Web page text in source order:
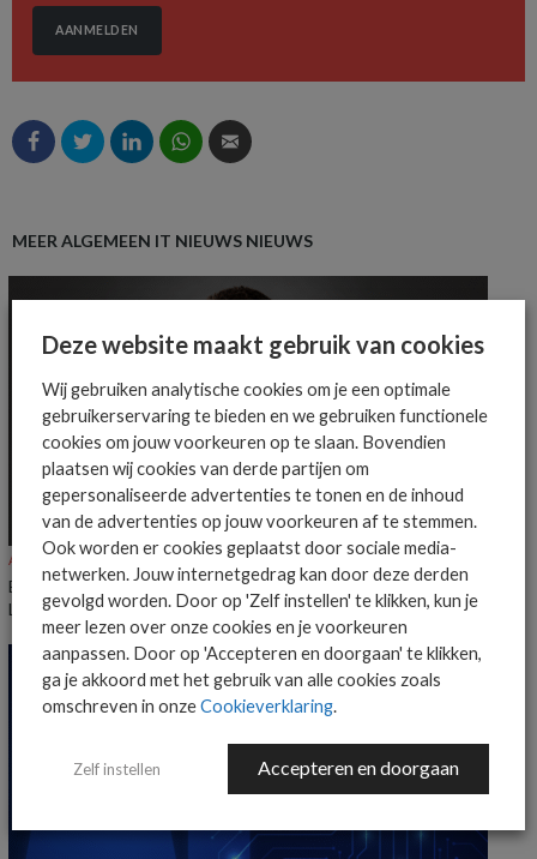
AANMELDEN
MEER ALGEMEEN IT NIEUWS NIEUWS
ALGEMEEN IT NIEUWS
Everpure benoemt Craig Robertson tot Head of Partners EMEA en
LatAm
Deze website maakt gebruik van cookies
Wij gebruiken analytische cookies om je een optimale
gebruikerservaring te bieden en we gebruiken functionele
cookies om jouw voorkeuren op te slaan. Bovendien
plaatsen wij cookies van derde partijen om
gepersonaliseerde advertenties te tonen en de inhoud
van de advertenties op jouw voorkeuren af te stemmen.
Ook worden er cookies geplaatst door sociale media-
netwerken. Jouw internetgedrag kan door deze derden
gevolgd worden. Door op 'Zelf instellen' te klikken, kun je
meer lezen over onze cookies en je voorkeuren
aanpassen. Door op 'Accepteren en doorgaan' te klikken,
ga je akkoord met het gebruik van alle cookies zoals
omschreven in onzeCookieverklaring.
Zelf instellen Accepteren en doorgaan